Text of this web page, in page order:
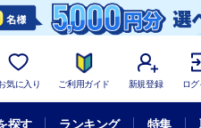
気に入り ご利用ガイド 新規登録 ロ
探す ランキング 特集